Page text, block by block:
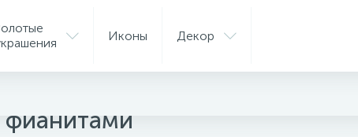
Иконы Декор
фианитами